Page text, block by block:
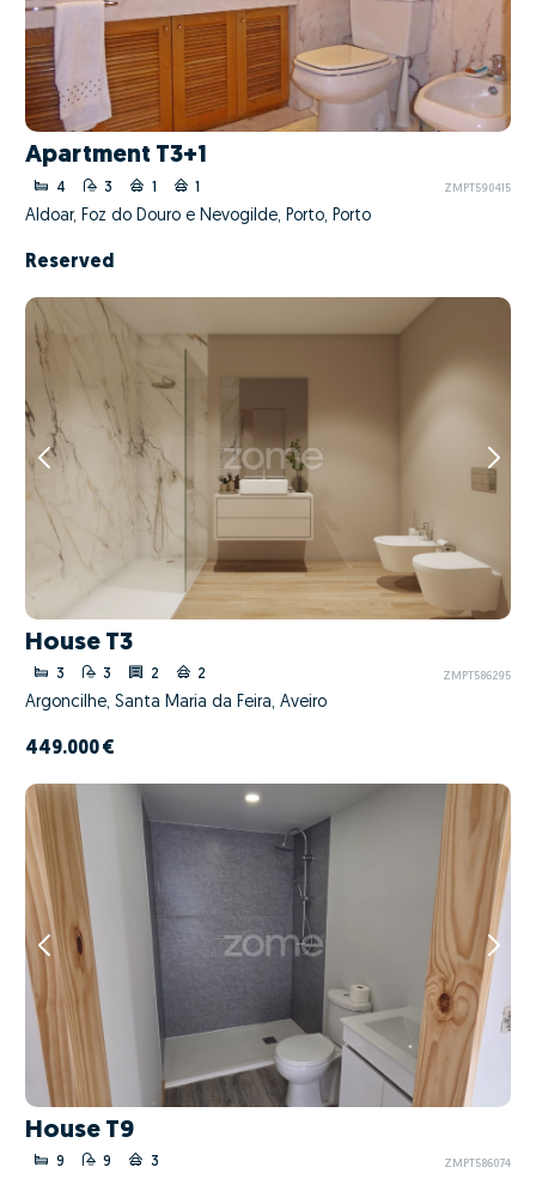
Apartment T3+1
4 3 1 1 ZMPT590415
Aldoar, Foz do Douro e Nevogilde, Porto, Porto
Reserved
House T3
3 3 2 2 ZMPT586295
Argoncilhe, Santa Maria da Feira, Aveiro
449.000 €
House T9
9 9 3 ZMPT586074